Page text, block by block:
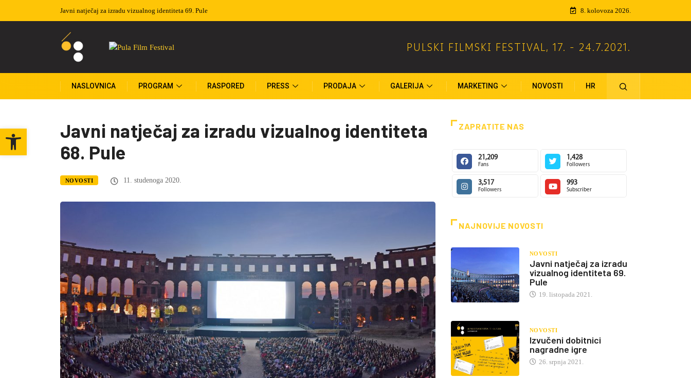
Open toolbar
Javni natječaj za izradu vizualnog identiteta 69. PuleIzvučeni dobitnici nagradne igre 8. kolovoza 2026.
PULSKI FILMSKI FESTIVAL , 17. - 24.7.2021.
NASLOVNICA PROGRAM RASPORED PRESS PRODAJA GALERIJA MARKETING NOVOSTI HR
Javni natječaj za izradu vizualnog identiteta
68. Pule
NOVOSTI 11. studenoga 2020.
ZAPRATITE NAS
21,209
Fans
1,428
Followers
3,517
Followers
993
Subscriber
NAJNOVIJE NOVOSTI
NOVOSTI
Javni natječaj za izradu
vizualnog identiteta 69.
Pule
19. listopada 2021.
NOVOSTI
Izvučeni dobitnici
nagradne igre
26. srpnja 2021.